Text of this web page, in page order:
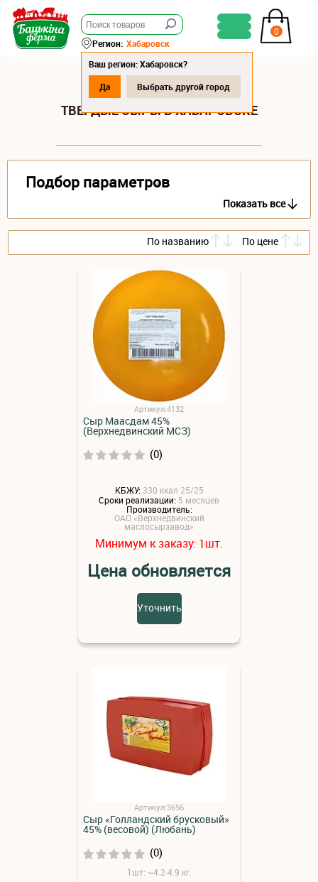
0
Регион: Хабаровск
Ваш регион: Хабаровск?
Да
Выбрать другой город
ТВЕРДЫЕ СЫРЫ В ХАБАРОВСКЕ
Подбор параметров
Показать все
По названию По цене
Артикул:4132
Сыр Маасдам 45%
(Верхнедвинский МСЗ)
(0)
КБЖУ: 330 ккал 25/25
Сроки реализации: 5 месяцев
Производитель:
ОАО «Верхнедвинский
маслосырзавод»
Минимум к заказу: 1шт.
Цена обновляется
Уточнить
Артикул:3656
Сыр «Голландский брусковый»
45% (весовой) (Любань)
(0)
1шт: ~4.2-4.9 кг.